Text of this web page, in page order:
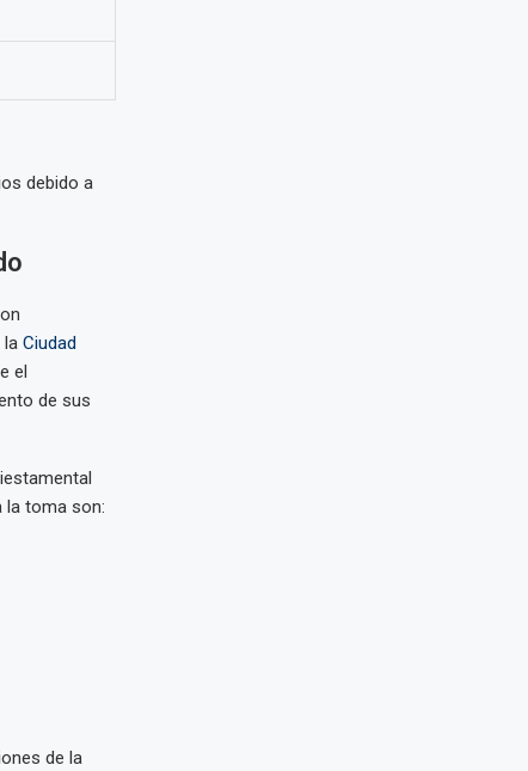
debido a
la Ciudad
el
de sus
la toma son:
de la